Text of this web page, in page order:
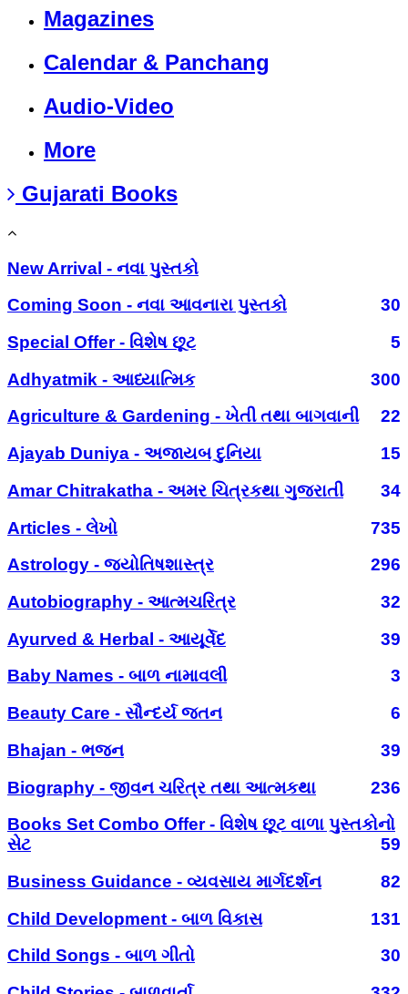
Magazines
Calendar & Panchang
Audio-Video
More
Gujarati Books
New Arrival - નવા પુસ્તકો
Coming Soon - નવા આવનારા પુસ્તકો
30
Special Offer - વિશેષ છૂટ
5
Adhyatmik - આધ્યાત્મિક
300
Agriculture & Gardening - ખેતી તથા બાગવાની
22
Ajayab Duniya - અજાયબ દુનિયા
15
Amar Chitrakatha - અમર ચિત્રકથા ગુજરાતી
34
Articles - લેખો
735
Astrology - જ્યોતિષશાસ્ત્ર
296
Autobiography - આત્મચરિત્ર
32
Ayurved & Herbal - આયૂર્વેદ
39
Baby Names - બાળ નામાવલી
3
Beauty Care - સૌન્દર્ય જતન
6
Bhajan - ભજન
39
Biography - જીવન ચરિત્ર તથા આત્મકથા
236
Books Set Combo Offer - વિશેષ છૂટ વાળા પુસ્તકોનો
સેટ
59
Business Guidance - વ્યવસાય માર્ગદર્શન
82
Child Development - બાળ વિકાસ
131
Child Songs - બાળ ગીતો
30